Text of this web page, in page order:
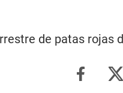
de patas rojas